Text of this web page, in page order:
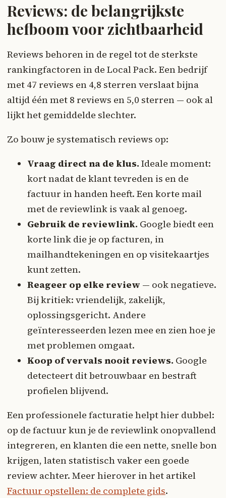
Reviews: de belangrijkste
hefboom voor zichtbaarheid
Reviews behoren in de regel tot de sterkste
rankingfactoren in de Local Pack. Een bedrijf
met 47 reviews en 4,8 sterren verslaat bijna
altijd één met 8 reviews en 5,0 sterren — ook al
lijkt het gemiddelde slechter.
Zo bouw je systematisch reviews op:
Vraag direct na de klus. Ideale moment:
kort nadat de klant tevreden is en de
factuur in handen heeft. Een korte mail
met de reviewlink is vaak al genoeg.
Gebruik de reviewlink. Google biedt een
korte link die je op facturen, in
mailhandtekeningen en op visitekaartjes
kunt zetten.
Reageer op elke review — ook negatieve.
Bij kritiek: vriendelijk, zakelijk,
oplossingsgericht. Andere
geïnteresseerden lezen mee en zien hoe je
met problemen omgaat.
Koop of vervals nooit reviews. Google
detecteert dit betrouwbaar en bestraft
profielen blijvend.
Een professionele facturatie helpt hier dubbel:
op de factuur kun je de reviewlink onopvallend
integreren, en klanten die een nette, snelle bon
krijgen, laten statistisch vaker een goede
review achter. Meer hierover in het artikel
Factuur opstellen: de complete gids.